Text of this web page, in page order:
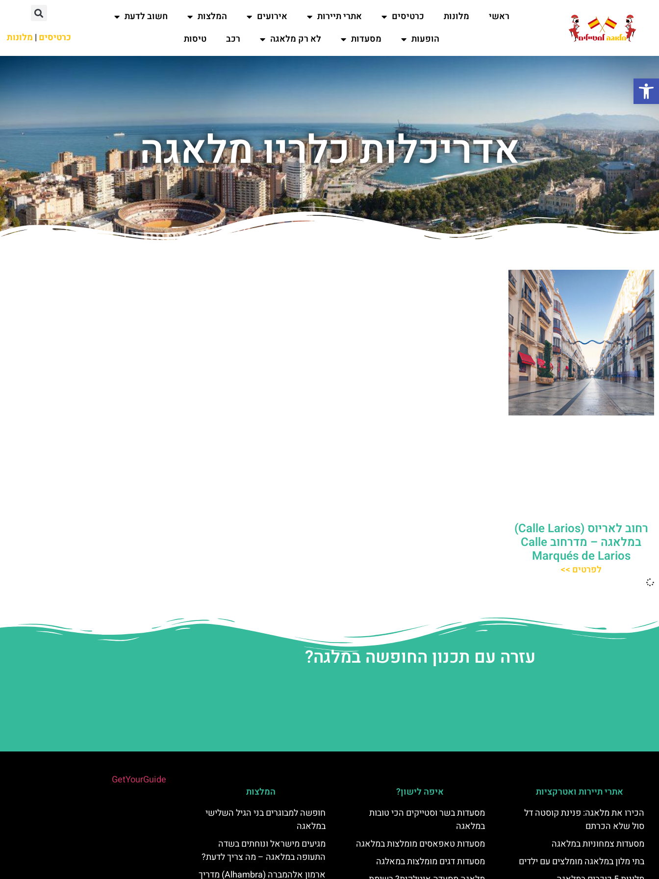
ראשי מלונות כרטיסים אתרי תיירות אירועים המלצות
חשוב לדעת
הופעות
מסעדות לא רק מלאגה רכב טיסות כרטיסים | מלונות
אדריכלות כלריו מלאגה
רחוב לאריוס (Calle Larios)
במלאגה – מדרחוב Calle
Marqués de Larios
לפרטים >>
עזרה עם תכנון החופשה במלגה?
אתרי תיירות ואטרקציות
הכירו את מלאגה: פנינת קוסטה דל
סול שלא הכרתם
מסעדות צמחוניות במלאגה
בתי מלון במלאגה מומלצים עם ילדים
איפה לישון?
מסעדות בשר וסטייקים הכי טובות
במלאגה
מסעדות טאפאסים מומלצות במלאגה
מסעדות דגים מומלצות במאלגה
המלצות
חופשה למבוגרים בני הגיל השלישי
במלאגה
מגיעים מישראל ונוחתים בשדה
התעופה במלאגה – מה צריך לדעת?
ארמון אלהמברה (Alhambra) מדריך
GetYourGuide
פתח סרגל נגישות